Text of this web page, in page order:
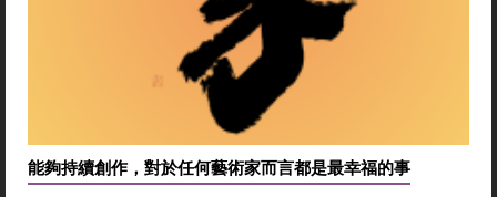
能夠持續創作，對於任何藝術家而言都是最幸福的事